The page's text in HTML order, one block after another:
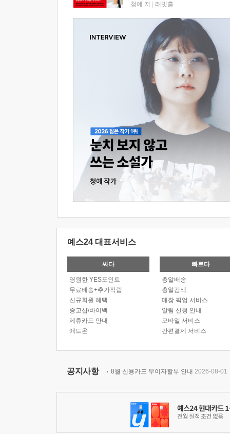
청예 저 래빗홀
예스24 대표서비스
싸다
영원한 YES포인트
무료배송+추가적립
신규회원 혜택
중고샵/바이백
제휴카드 안내
애드온
빠르다
총알배송
총알검색
매장 픽업 서비스
알림 신청 안내
모바일 서비스
간편결제 서비스
공지사항 8월 신용카드 무이자할부 안내 2026-08-01